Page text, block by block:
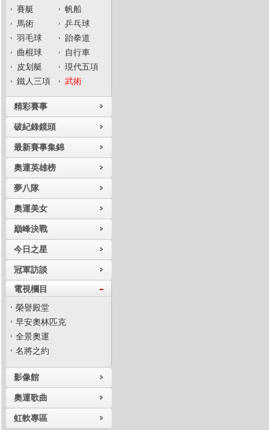
賽艇
帆船
馬術
乒乓球
羽毛球
跆拳道
曲棍球
自行車
皮划艇
現代五項
鐵人三項
武術
精彩賽事
破紀錄鏡頭
最新賽事集錦
奧運英雄榜
夢八隊
奧運美女
巔峰決戰
今日之星
冠軍訪談
電視欄目
榮譽殿堂
早安奧林匹克
全景奧運
名將之約
影像館
奧運歌曲
虹軟專區